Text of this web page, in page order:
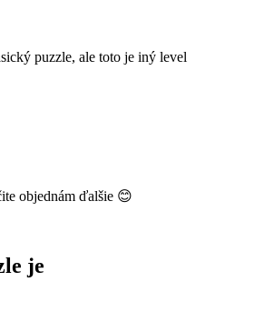
puzzle, ale toto je iný level
objednám ďalšie 😊
je